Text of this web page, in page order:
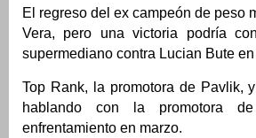
El regreso del ex campeón de peso
Vera, pero una victoria podría
supermediano contra Lucian Bute
Top Rank, la promotora de Pavlik,
hablando con la promotora
enfrentamiento en marzo.